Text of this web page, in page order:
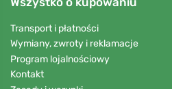
Transport i płatności
Wymiany, zwroty i reklamacje
Program lojalnościowy
Kontakt